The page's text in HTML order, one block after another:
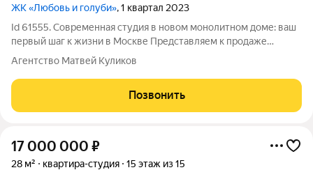
ЖК «Любовь и голуби», 1 квартал 2023
Id 61555. Современная студия в новом монолитном доме: ваш
первый шаг к жизни в Москве Представляем к продаже
светлую и уютную студию площадью 21.5 м в современном
монолитном доме, сданном в 2020 году. Квартира
расположена на 11 этаже 22-этажного
Агентство Матвей Куликов
Позвонить
17 000 000 ₽
28 м² квартира-студия 15 этаж из 15